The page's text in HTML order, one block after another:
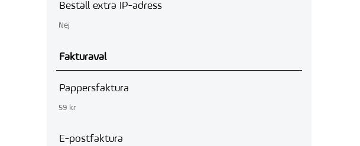
Beställ extra IP-adress
Nej
Fakturaval
Pappersfaktura
59 kr
E-postfaktura